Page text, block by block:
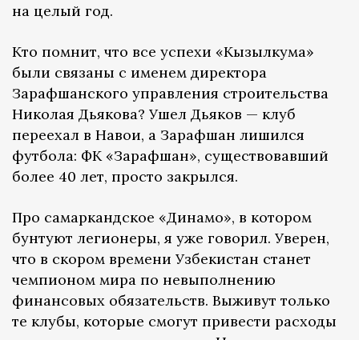
на целый год.
Кто помнит, что все успехи «Кызылкума»
были связаны с именем директора
Зарафшанского управления строительства
Николая Дьякова? Ушел Дьяков — клуб
переехал в Навои, а Зарафшан лишился
футбола: ФК «Зарафшан», существовавший
более 40 лет, просто закрылся.
Про самаркандское «Динамо», в котором
бунтуют легионеры, я уже говорил. Уверен,
что в скором времени Узбекистан станет
чемпионом мира по невыполнению
финансовых обязательств. Выживут только
те клубы, которые смогут привести расходы